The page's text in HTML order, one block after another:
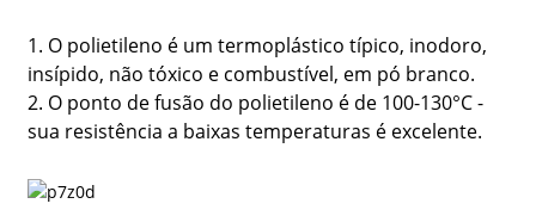
1. O polietileno é um termoplástico típico, inodoro,
insípido, não tóxico e combustível, em pó branco.
2. O ponto de fusão do polietileno é de 100-130°C -
sua resistência a baixas temperaturas é excelente.